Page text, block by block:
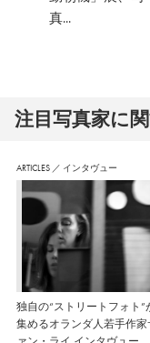
真...
注⽬写真家に
ARTICLES ／ インタヴュー
独自の“ストリートフォト”
集めるオランダ人若手作家